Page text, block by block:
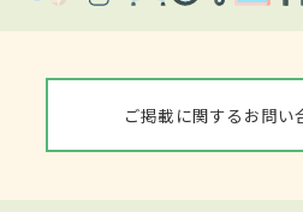
ご掲載に関するお問い